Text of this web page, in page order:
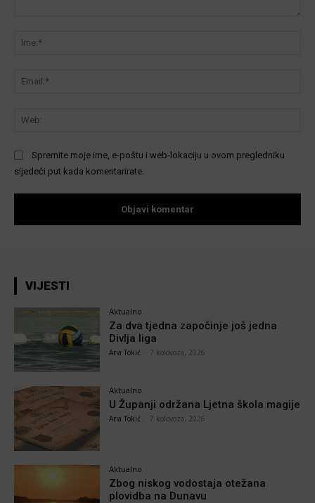
Spremite moje ime, e-poštu i web-lokaciju u ovom pregledniku
sljedeći put kada komentarirate.
VIJESTI
Aktualno
Za dva tjedna započinje još jedna
Divlja liga
Ana Tokić 7 kolovoza, 2026
Aktualno
U Županji održana Ljetna škola magije
Ana Tokić 7 kolovoza, 2026
Aktualno
Zbog niskog vodostaja otežana
plovidba na Dunavu